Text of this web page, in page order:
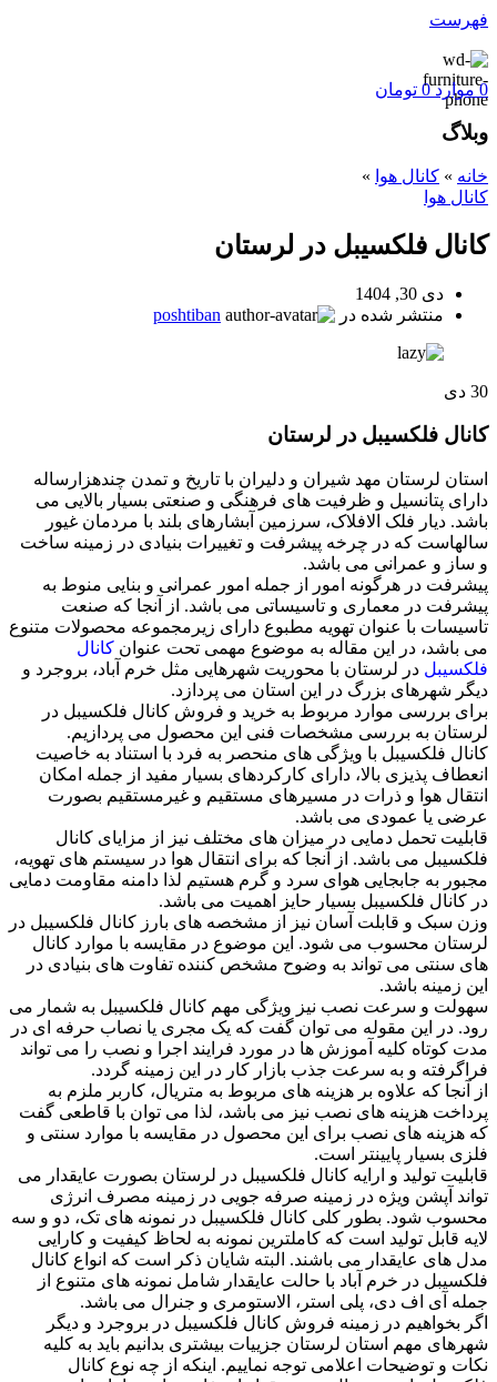
فهرست
0 موارد 0 تومان
وبلاگ
خانه » کانال هوا »
کانال هوا
کانال فلکسیبل در لرستان
دی 30, 1404
منتشر شده در
poshtiban
30 دی
کانال فلکسیبل در لرستان
استان لرستان مهد شیران و دلیران با تاریخ و تمدن چندهزارساله
دارای پتانسیل و ظرفیت های فرهنگی و صنعتی بسیار بالایی می
باشد. دیار فلک الافلاک، سرزمین آبشارهای بلند با مردمان غیور
سالهاست که در چرخه پیشرفت و تغییرات بنیادی در زمینه ساخت
و ساز و عمرانی می باشد.
پیشرفت در هرگونه امور از جمله امور عمرانی و بنایی منوط به
پیشرفت در معماری و تاسیساتی می باشد. از آنجا که صنعت
تاسیسات با عنوان تهویه مطبوع دارای زیرمجموعه محصولات متنوع
می باشد، در این مقاله به موضوع مهمی تحت عنوان کانال
فلکسیبل در لرستان با محوریت شهرهایی مثل خرم آباد، بروجرد و
دیگر شهرهای بزرگ در این استان می پردازد.
برای بررسی موارد مربوط به خرید و فروش کانال فلکسیبل در
لرستان به بررسی مشخصات فنی این محصول می پردازیم.
کانال فلکسیبل با ویژگی های منحصر به فرد با استناد به خاصیت
انعطاف پذیزی بالا، دارای کارکردهای بسیار مفید از جمله امکان
انتقال هوا و ذرات در مسیرهای مستقیم و غیرمستقیم بصورت
عرضی یا عمودی می باشد.
قابلیت تحمل دمایی در میزان های مختلف نیز از مزایای کانال
فلکسیبل می باشد. از آنجا که برای انتقال هوا در سیستم های تهویه،
مجبور به جابجایی هوای سرد و گرم هستیم لذا دامنه مقاومت دمایی
در کانال فلکسیبل بسیار حایز اهمیت می باشد.
وزن سبک و قابلت آسان نیز از مشخصه های بارز کانال فلکسیبل در
لرستان محسوب می شود. این موضوع در مقایسه با موارد کانال
های سنتی می تواند به وضوح مشخص کننده تفاوت های بنیادی در
این زمینه باشد.
سهولت و سرعت نصب نیز ویژگی مهم کانال فلکسیبل به شمار می
رود. در این مقوله می توان گفت که یک مجری یا نصاب حرفه ای در
مدت کوتاه کلیه آموزش ها در مورد فرایند اجرا و نصب را می تواند
فراگرفته و به سرعت جذب بازار کار در این زمینه گردد.
از آنجا که علاوه بر هزینه های مربوط به متریال، کاربر ملزم به
پرداخت هزینه های نصب نیز می باشد، لذا می توان با قاطعی گفت
که هزینه های نصب برای این محصول در مقایسه با موارد سنتی و
فلزی بسیار پایینتر است.
قابلیت تولید و ارایه کانال فلکسیبل در لرستان بصورت عایقدار می
تواند آپشن ویژه در زمینه صرفه جویی در زمینه مصرف انرژی
محسوب شود. بطور کلی کانال فلکسیبل در نمونه های تک، دو و سه
لایه قابل تولید است که کاملترین نمونه به لحاظ کیفیت و کارایی
مدل های عایقدار می باشند. البته شایان ذکر است که انواع کانال
فلکسیبل در خرم آباد با حالت عایقدار شامل نمونه های متنوع از
جمله آی اف دی، پلی استر، الاستومری و جنرال می باشد.
اگر بخواهیم در زمینه فروش کانال فلکسیبل در بروجرد و دیگر
شهرهای مهم استان لرستان جزییات بیشتری بدانیم باید به کلیه
نکات و توضیحات اعلامی توجه نماییم. اینکه از چه نوع کانال